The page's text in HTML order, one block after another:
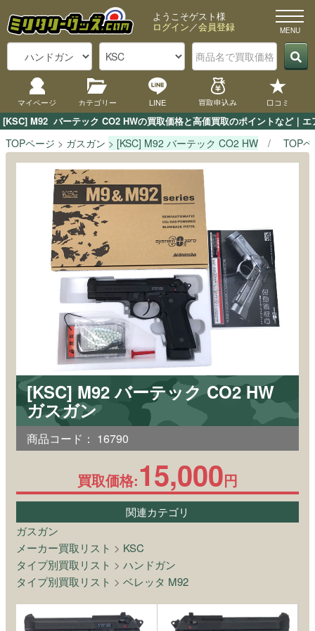
[KSC] M92  バーテック CO2 HWの買取価格と高価買取のポイントなど｜
ようこそゲスト様
ログイン／会員登録
マイページ カテゴリー LINE 買取申込み 口コミ
TOPページ ガスガン [KSC] M92 バーテック CO2 HW TOP
[KSC] M92 バーテック CO2 HW
ガスガン
商品コード： 16790
買取価格:15,000円
関連カテゴリ
ガスガン
メーカー買取リスト > KSC
タイプ別買取リスト > ハンドガン
タイプ別買取リスト > ベレッタ M92